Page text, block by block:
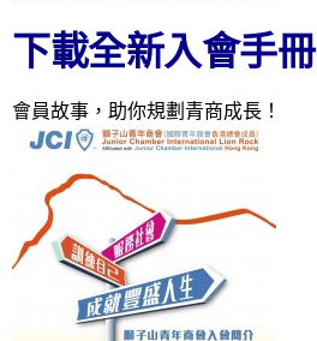
下載全新入會手冊
會員故事，助你規劃青商成長！